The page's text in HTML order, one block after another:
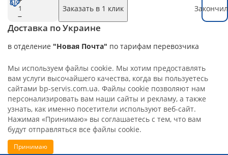
Заказать в 1 клик
Доставка по Украине
в отделение "Новая Почта" по тарифам перевозчика
Мы используем файлы cookie. Мы хотим предоставлять
вам услуги высочайшего качества, когда вы пользуетесь
сайтами bp-servis.com.ua. Файлы cookie позволяют нам
персонализировать вам наши сайты и рекламу, а также
узнать, как именно посетители используют веб-сайт.
Нажимая «Принимаю» вы соглашаетесь с тем, что вам
будут отправляться все файлы cookie.
Принимаю